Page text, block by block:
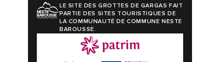
LE SITE DES GROTTES DE GARGAS FAIT
PARTIE DES SITES TOURISTIQUES DE
LA COMMUNAUTÉ DE COMMUNE NESTE
BAROUSSE.